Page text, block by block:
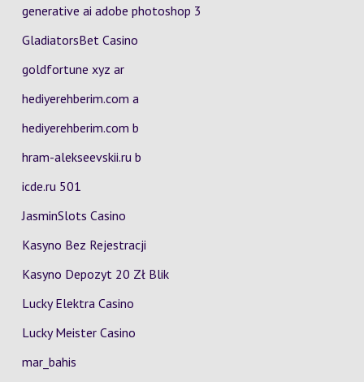
generative ai adobe photoshop 3
GladiatorsBet Casino
goldfortune xyz ar
hediyerehberim.com a
hediyerehberim.com b
hram-alekseevskii.ru b
icde.ru 501
JasminSlots Casino
Kasyno Bez Rejestracji
Kasyno Depozyt 20 Zł Blik
Lucky Elektra Casino
Lucky Meister Casino
mar_bahis